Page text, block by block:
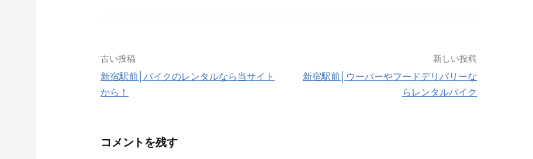
投
稿
古い投稿
新宿駅前│バイクのレンタルなら当サイト
から！
新しい投稿
新宿駅前│ウーバーやフードデリバリーな
らレンタルバイク
コメントを残す